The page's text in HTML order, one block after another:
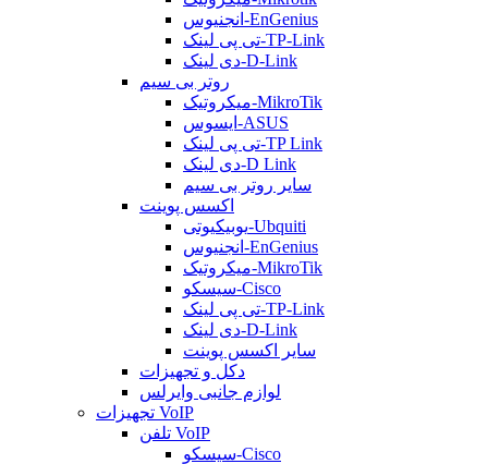
انجنیوس-EnGenius
تی پی لینک-TP-Link
دی لینک-D-Link
روتر بی سیم
میکروتیک-MikroTik
ایسوس-ASUS
تی پی لینک-TP Link
دی لینک-D Link
سایر روتر بی سیم
اکسس پوینت
یوبیکیوتی-Ubquiti
انجنیوس-EnGenius
میکروتیک-MikroTik
سیسکو-Cisco
تی پی لینک-TP-Link
دی لینک-D-Link
سایر اکسس پوینت
دکل و تجهیزات
لوازم جانبی وایرلس
تجهیزات VoIP
تلفن VoIP
سیسکو-Cisco